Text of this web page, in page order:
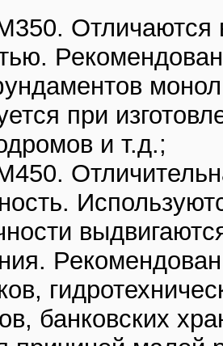
Отличаются
при
и т.д.;
банковских